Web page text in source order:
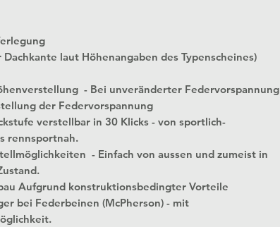
laut Höhenangaben des Typenscheines)
- Bei unveränderter Federvorspannung
der Federvorspannung
verstellbar in 30 Klicks - von sportlich-
rennsportnah.
- Einfach von aussen und zumeist in
Aufgrund konstruktionsbedingter Vorteile
bei Federbeinen (McPherson) - mit